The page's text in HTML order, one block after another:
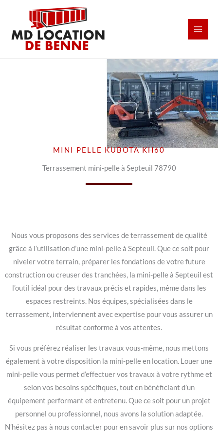
contenu
MINI PELLE KUBOTA KH60
Terrassement mini-pelle à Septeuil 78790
Nous vous proposons des services de terrassement de qualité
grâce à l’utilisation d’une mini-pelle à Septeuil. Que ce soit pour
niveler votre terrain, préparer les fondations de votre future
construction ou creuser des tranchées, la mini-pelle à Septeuil est
l’outil idéal pour des travaux précis et rapides, même dans les
espaces restreints. Nos équipes, spécialisées dans le
terrassement, interviennent avec expertise pour vous assurer un
résultat conforme à vos attentes.
Si vous préférez réaliser les travaux vous-même, nous mettons
également à votre disposition la mini-pelle en location. Louer une
mini-pelle vous permet d’effectuer vos travaux à votre rythme et
selon vos besoins spécifiques, tout en bénéficiant d’un
équipement performant et entretenu. Que ce soit pour un projet
personnel ou professionnel, nous avons la solution adaptée.
N’hésitez pas à nous contacter pour en savoir plus sur nos options